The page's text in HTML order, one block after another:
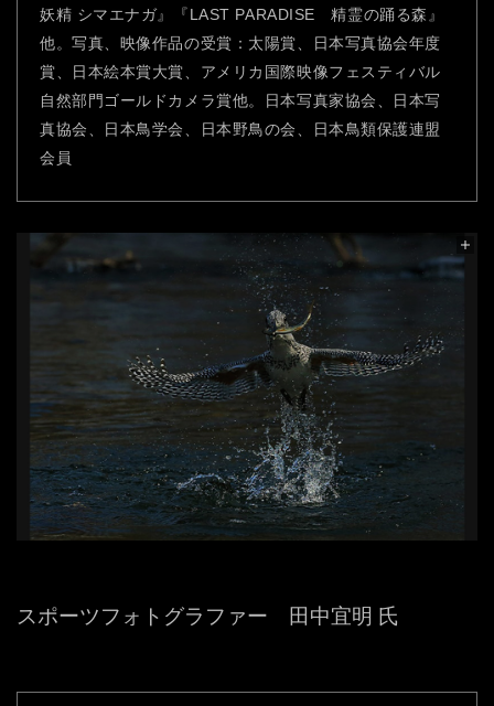
妖精 シマエナガ』『LAST PARADISE 精霊の踊る森』
他。写真、映像作品の受賞：太陽賞、日本写真協会年度
賞、日本絵本賞大賞、アメリカ国際映像フェスティバル
自然部門ゴールドカメラ賞他。日本写真家協会、日本写
真協会、日本鳥学会、日本野鳥の会、日本鳥類保護連盟
会員
スポーツフォトグラファー 田中宜明 氏